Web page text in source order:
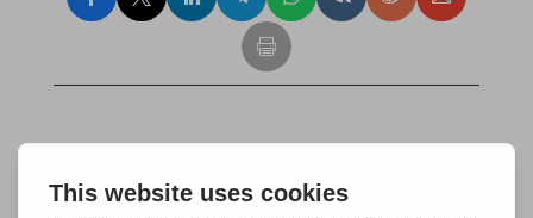
Einen Kommentar abschicken
Deine E-Mail-Adresse wird nicht veröffentlicht.